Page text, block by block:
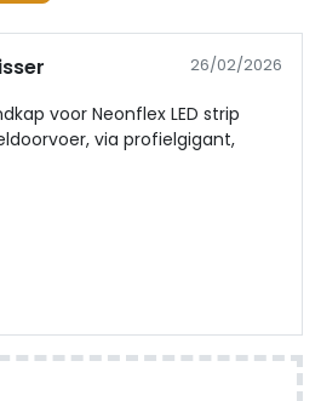
26/02/2026
voor Neonflex LED strip
via profielgigant,